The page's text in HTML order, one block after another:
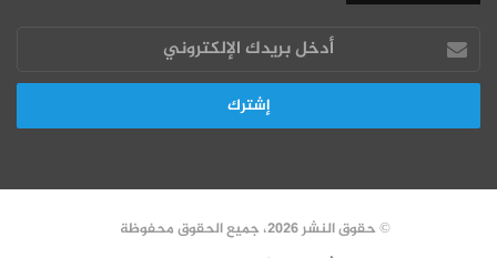
أدخل
بريدك
الإلكتروني
© حقوق النشر 2026، جميع الحقوق محفوظة